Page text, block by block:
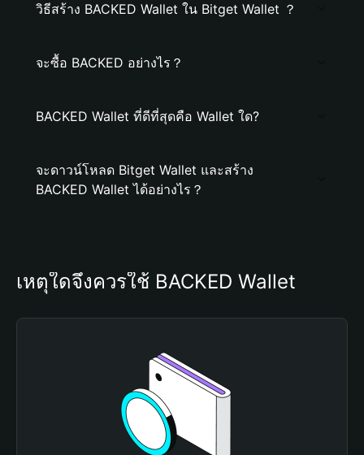
วิธีสร้าง BACKED Wallet ใน Bitget Wallet ？
จะซื้อ BACKED อย่างไร？
BACKED Wallet ที่ดีที่สุดคือ Wallet ใด?
จะดาวน์โหลด Bitget Wallet และสร้าง
BACKED Wallet ได้อย่างไร？
เหตุใดจึงควรใช้ BACKED Wallet